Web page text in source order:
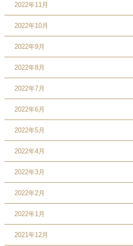
2022年11月
2022年10月
2022年9月
2022年8月
2022年7月
2022年6月
2022年5月
2022年4月
2022年3月
2022年2月
2022年1月
2021年12月